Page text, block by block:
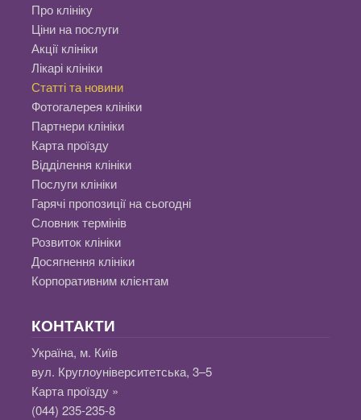
Про клініку
Ціни на послуги
Акції клініки
Лікарі клініки
Статті та новини
Фотогалерея клініки
Партнери клініки
Карта проїзду
Відділення клініки
Послуги клініки
Гарячі пропозиції на сьогодні
Словник термінів
Розвиток клініки
Досягнення клініки
Корпоративним клієнтам
КОНТАКТИ
Україна, м. Київ
вул. Круглоуніверситетська, 3–5
Карта проїзду »
(044) 235-235-8